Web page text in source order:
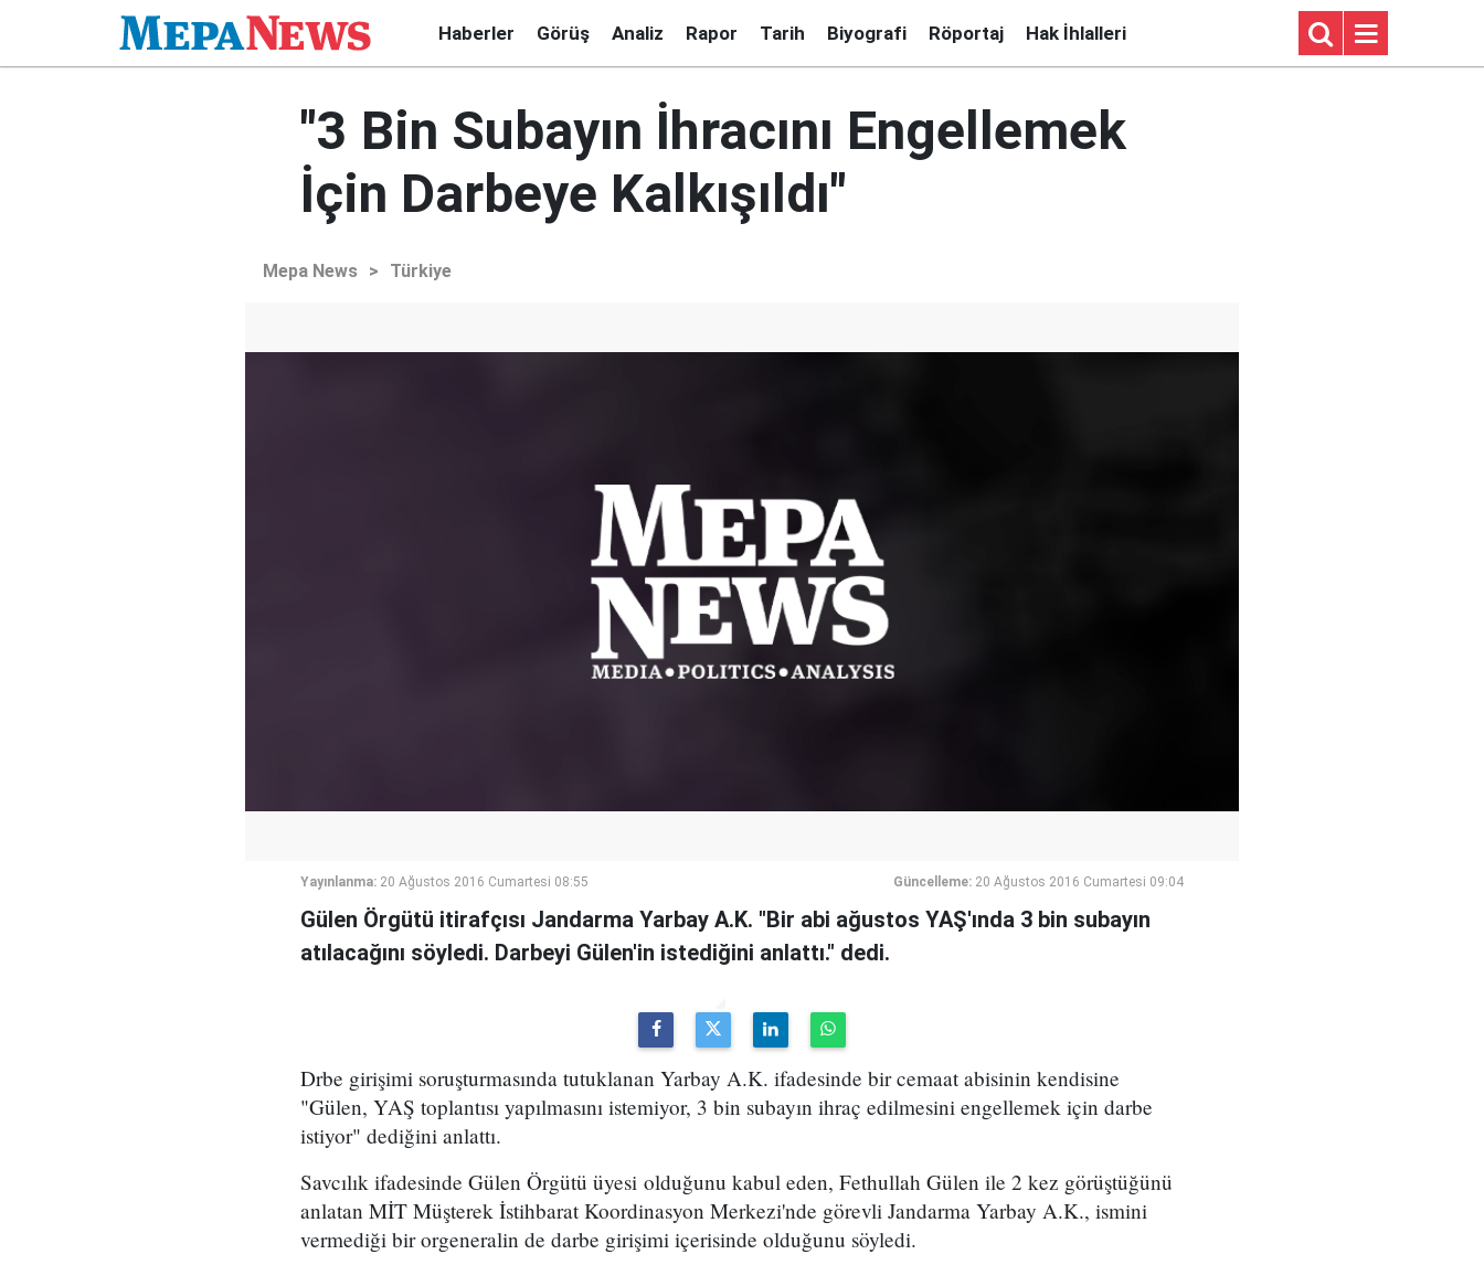
Haberler Görüş Analiz Rapor Tarih Biyografi Röportaj Hak İhlalleri
"3 Bin Subayın İhracını Engellemek
İçin Darbeye Kalkışıldı"
Mepa News > Türkiye
Yayınlanma: 20 Ağustos 2016 Cumartesi 08:55 Güncelleme: 20 Ağustos 2016 Cumartesi 09:04
Gülen Örgütü itirafçısı Jandarma Yarbay A.K. "Bir abi ağustos YAŞ'ında 3 bin subayın
atılacağını söyledi. Darbeyi Gülen'in istediğini anlattı." dedi.
Drbe girişimi soruşturmasında tutuklanan Yarbay A.K. ifadesinde bir cemaat abisinin kendisine
"Gülen, YAŞ toplantısı yapılmasını istemiyor, 3 bin subayın ihraç edilmesini engellemek için darbe
istiyor" dediğini anlattı.
Savcılık ifadesinde Gülen Örgütü üyesi olduğunu kabul eden, Fethullah Gülen ile 2 kez görüştüğünü
anlatan MİT Müşterek İstihbarat Koordinasyon Merkezi'nde görevli Jandarma Yarbay A.K., ismini
vermediği bir orgeneralin de darbe girişimi içerisinde olduğunu söyledi.